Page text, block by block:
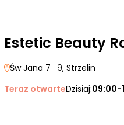
Estetic Beauty
Św Jana 7 | 9, Strzelin
Teraz otwarteDzisiaj:09:00-